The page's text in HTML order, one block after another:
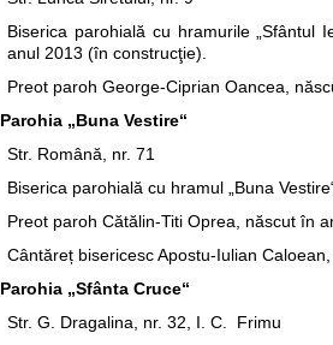
Biserica parohială cu hramurile „Sfântul
anul 2013 (în construcţie).
Preot paroh George-Ciprian Oancea,
Parohia „Buna Vestire“
Str. Română, nr. 71
Biserica parohială cu hramul „Buna
Preot paroh Cătălin‑Titi Oprea, născut în
Cântăreț bisericesc Apostu‑Iulian
Parohia „Sfânta Cruce“
Str. G. Dragalina, nr. 32, I. C. Frimu